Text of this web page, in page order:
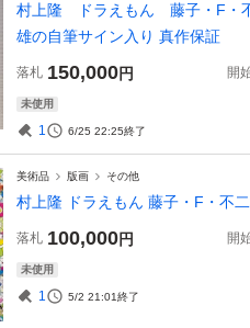
村上隆 ドラえもん 藤子・F・不
雄の自筆サイン入り 真作保証
落札 150,000円 開
未使用
1 6/25 22:25終了
美術品 版画 その他
村上隆 ドラえもん 藤子・F・不
落札 100,000円 開
未使用
1 5/2 21:01終了